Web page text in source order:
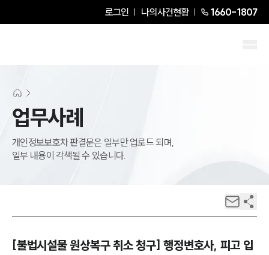
로그인 나의사건현황 1660-1807
업무사례
개인정보보호차 판결문은 일부만 업로드 되며,
일부 내용이 각색될 수 있습니다.
[불법시설물 원상복구 취소 청구] 행정변호사, 피고 입